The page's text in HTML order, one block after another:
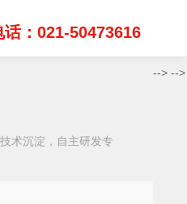
话：021-50473616
术沉淀，自主研发专
--> -->